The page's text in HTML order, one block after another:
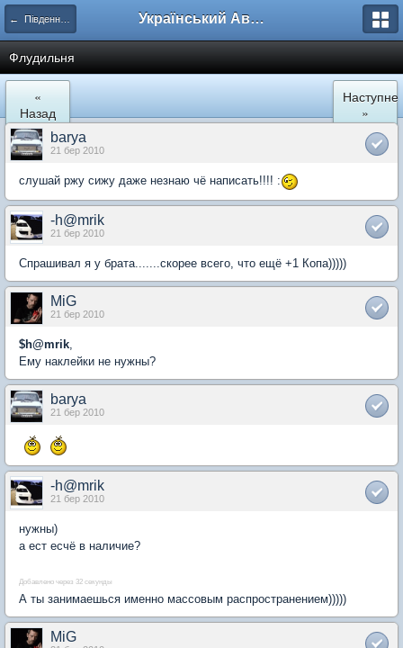
← Південний регіон Український Автоклуб ВАЗ
Флудильня
«
Назад
Наступне
»
barya
21 бер 2010
слушай ржу сижу даже незнаю чё написать!!!! :
-h@mrik
21 бер 2010
Спрашивал я у брата.......скорее всего, что ещё +1 Копа)))))
MiG
21 бер 2010
$h@mrik
Ему наклейки не нужны?
barya
21 бер 2010
-h@mrik
21 бер 2010
нужны)
а ест есчё в наличие?
Добавлено через 32 секунды
А ты занимаешься именно массовым распространением)))))
MiG